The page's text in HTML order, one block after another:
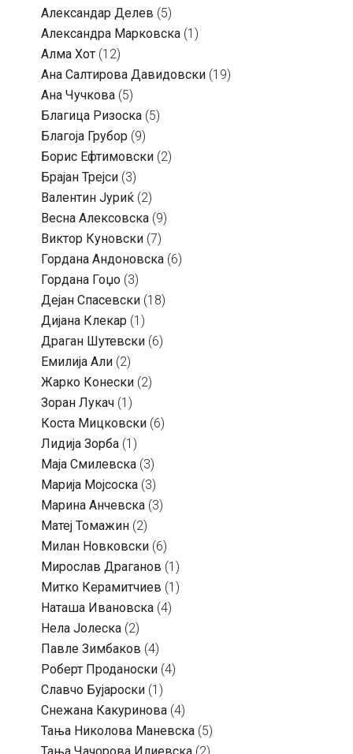
Александар Делев (5)
Александра Марковска (1)
Алма Хот (12)
Ана Салтирова Давидовски (19)
Ана Чучкова (5)
Благица Ризоска (5)
Благоја Грубор (9)
Борис Ефтимовски (2)
Брајан Трејси (3)
Валентин Јуриќ (2)
Весна Алексовска (9)
Виктор Куновски (7)
Гордана Андоновска (6)
Гордана Гоџо (3)
Дејан Спасевски (18)
Дијана Клекар (1)
Драган Шутевски (6)
Емилија Али (2)
Жарко Конески (2)
Зоран Лукач (1)
Коста Мицковски (6)
Лидија Зорба (1)
Маја Смилевска (3)
Марија Мојсоска (3)
Марина Анчевска (3)
Матеј Томажин (2)
Милан Новковски (6)
Мирослав Драганов (1)
Митко Керамитчиев (1)
Наташа Ивановска (4)
Нела Јолеска (2)
Павле Зимбаков (4)
Роберт Проданоски (4)
Славчо Бујароски (1)
Снежана Какуринова (4)
Тања Николова Маневска (5)